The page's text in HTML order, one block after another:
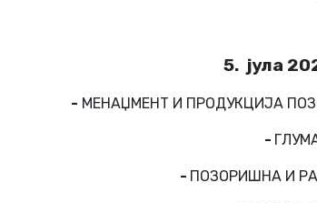
5. јула
- МЕНАЏМЕНТ И ПРОДУКЦИЈА
-
- ПОЗОРИШНА И